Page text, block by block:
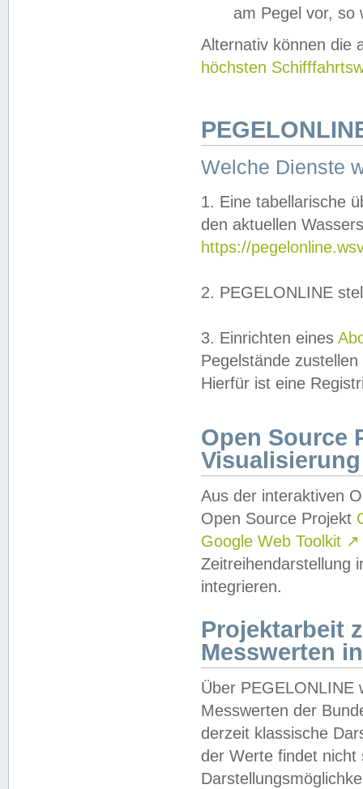
am Pegel vor,
Alternativ können die
höchsten
Welche Dienste
1. Eine tabellarische
den aktuellen
https://
2. PEGELONLINE
3. Einrichten eines
Pegelstände
Hierfür ist eine
Open Source
Visualisierung
Aus der interaktiven
Open Source Projekt
Google Web Toolkit ↗
Zeitreihendarstellung
integrieren.
Projektarbeit
Messwerten
Über PEGELONLINE
Messwerten der
derzeit klassische
der Werte findet